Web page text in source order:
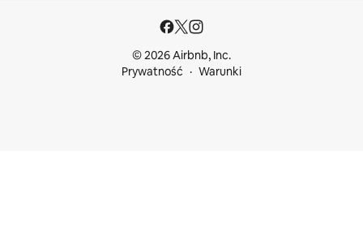
© 2026 Airbnb, Inc.
Prywatność
Warunki